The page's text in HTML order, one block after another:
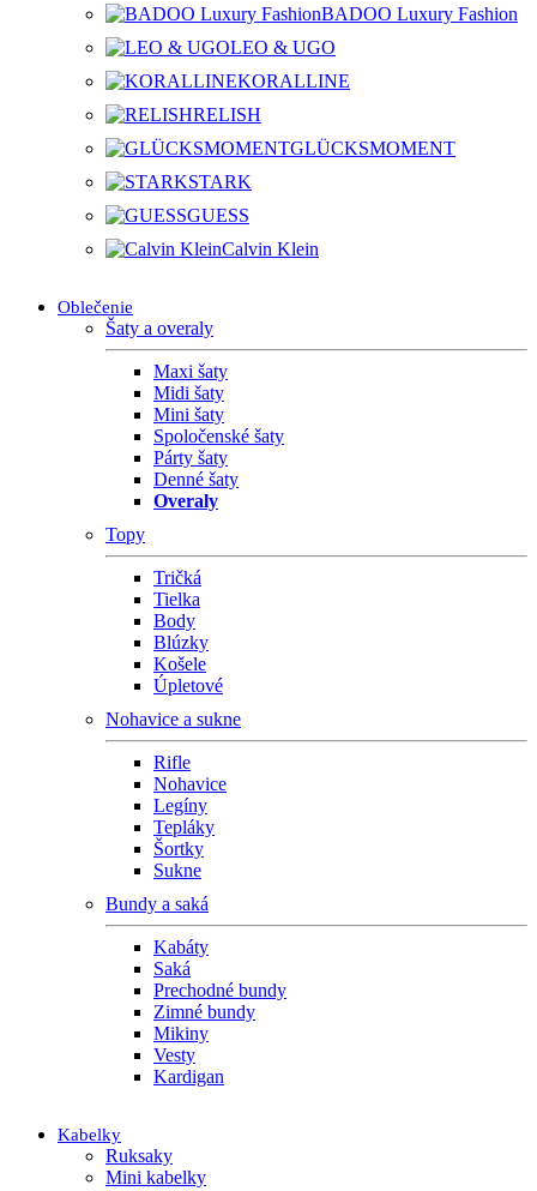
BADOO Luxury Fashion
LEO & UGO
KORALLINE
RELISH
GLÜCKSMOMENT
STARK
GUESS
Calvin Klein
Oblečenie
Šaty a overaly
Maxi šaty
Midi šaty
Mini šaty
Spoločenské šaty
Párty šaty
Denné šaty
Overaly
Topy
Tričká
Tielka
Body
Blúzky
Košele
Úpletové
Nohavice a sukne
Rifle
Nohavice
Legíny
Tepláky
Šortky
Sukne
Bundy a saká
Kabáty
Saká
Prechodné bundy
Zimné bundy
Mikiny
Vesty
Kardigan
Kabelky
Ruksaky
Mini kabelky